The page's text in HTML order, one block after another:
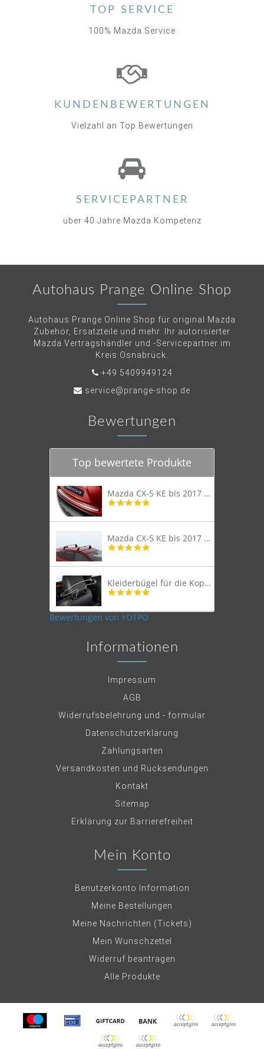
TOP SERVICE
100% Mazda Service
KUNDENBEWERTUNGEN
Vielzahl an Top Bewertungen
SERVICEPARTNER
über 40 Jahre Mazda Kompetenz
Autohaus Prange Online Shop
Autohaus Prange Online Shop für original Mazda
Zubehör, Ersatzteile und mehr. Ihr autorisierter
Mazda Vertragshändler und -Servicepartner im
Kreis Osnabrück.
+49 5409949124
service@prange-shop.de
Bewertungen
Top bewertete Produkte
Mazda CX-5 KE bis 2017 Trittschutzleiste Edelstahl original
4.8
rating
Mazda CX-5 KE bis 2017 Lastenträger Dachträger
4.9
rating
Kleiderbügel für die Kopfstütze
4.9
rating
Bewertungen von YOTPO
Informationen
Impressum
AGB
Widerrufsbelehrung und - formular
Datenschutzerklärung
Zahlungsarten
Versandkosten und Rücksendungen
Kontakt
Sitemap
Erklärung zur Barrierefreiheit
Mein Konto
Benutzerkonto Information
Meine Bestellungen
Meine Nachrichten (Tickets)
Mein Wunschzettel
Widerruf beantragen
Alle Produkte